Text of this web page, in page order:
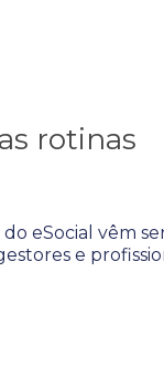
rotinas
eSocial vêm
e